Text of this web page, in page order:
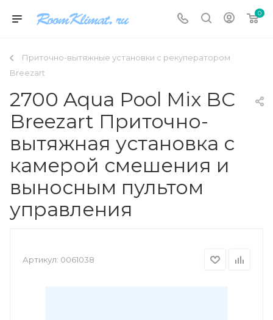
0
Приточно-вытяжные установки с рекуператором
Breezart
2700 Aqua Pool Mix BC
Breezart Приточно-
вытяжная установка с
камерой смешения и
выносным пультом
управления
Артикул: 0061038